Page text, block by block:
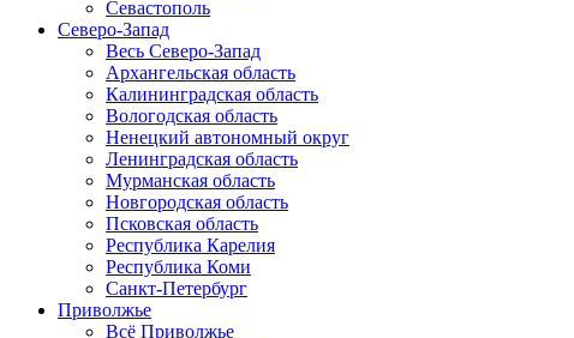
Севастополь
Северо-Запад
Весь Северо-Запад
Архангельская область
Калининградская область
Вологодская область
Ненецкий автономный округ
Ленинградская область
Мурманская область
Новгородская область
Псковская область
Республика Карелия
Республика Коми
Санкт-Петербург
Приволжье
Всё Приволжье